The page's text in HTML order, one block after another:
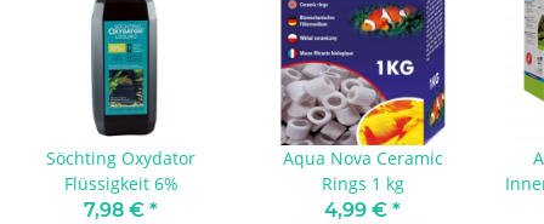
Söchting Oxydator
Flüssigkeit 6%
7,98 € *
Aqua Nova Ceramic
Rings 1 kg
4,99 € *